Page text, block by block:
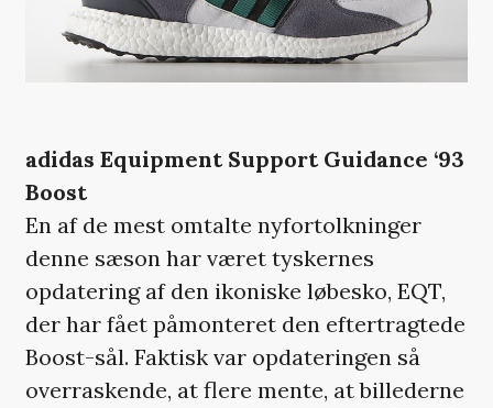
adidas Equipment Support Guidance ‘93
Boost
En af de mest omtalte nyfortolkninger
denne sæson har været tyskernes
opdatering af den ikoniske løbesko, EQT,
der har fået påmonteret den eftertragtede
Boost-sål. Faktisk var opdateringen så
overraskende, at flere mente, at billederne